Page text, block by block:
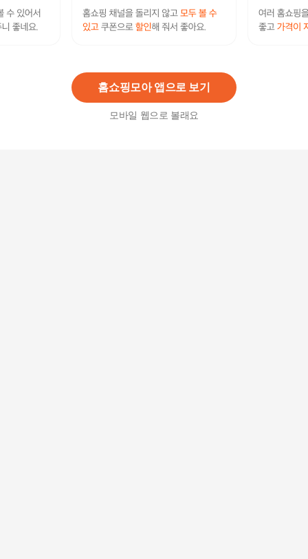
홈쇼핑모아 앱으로 보기
모바일 웹으로 볼래요
넥선풍기 핸즈프리 목에 거는 넥밴드 선풍기 넥풍